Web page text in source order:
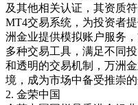
及其他相关认证，其资质
MT4交易系统，为投资者
洲金业提供模拟账户服务
多种交易工具，满足不同
和透明的交易机制，万洲
境，成为市场中备受推崇的
2. 金荣中国